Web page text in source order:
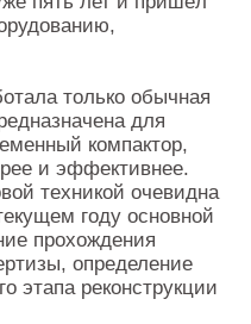
только обычная
для
компактор,
и эффективнее.
техникой очевидна
году основной
прохождения
определение
этапа реконструкции